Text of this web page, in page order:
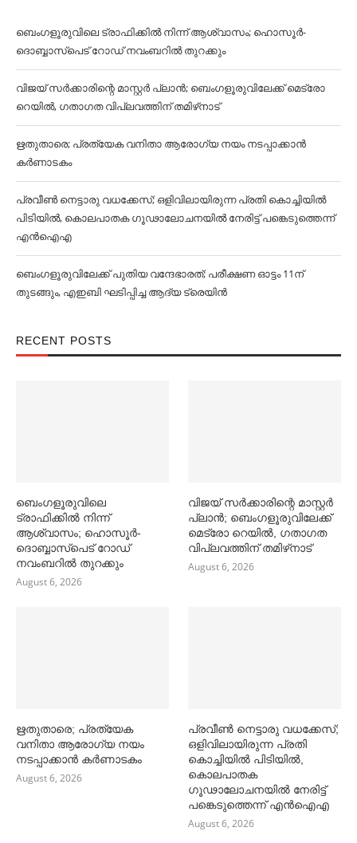
ബെംഗളൂരുവിലെ ട്രാഫിക്കില്‍ നിന്ന് ആശ്വാസം; ഹൊസൂര്‍-
ദൊബ്ബാസ്പെട് റോഡ് നവംബറില്‍ തുറക്കും
വിജയ് സര്‍ക്കാരിന്റെ മാസ്റ്റര്‍ പ്ലാന്‍; ബെംഗളൂരുവിലേക്ക് മെട്രോ
റെയില്‍, ഗതാഗത വിപ്ലവത്തിന് തമിഴ്‌നാട്
ഋതുതാരെ; പ്രത്യേക വനിതാ ആരോഗ്യ നയം നടപ്പാക്കാൻ
കര്‍ണാടകം
പ്രവീൺ നെട്ടാരു വധക്കേസ്; ഒളിവിലായിരുന്ന പ്രതി കൊച്ചിയിൽ
പിടിയിൽ, കൊലപാതക ഗൂഢാലോചനയിൽ നേരിട്ട് പങ്കെടുത്തെന്ന്
എൻഐഎ
ബെംഗളൂരുവിലേക്ക് പുതിയ വന്ദേഭാരത്; പരീക്ഷണ ഓട്ടം 11ന്
തുടങ്ങും, എഇബി ഘടിപ്പിച്ച ആദ്യ ട്രെയിന്‍
RECENT POSTS
ബെംഗളൂരുവിലെ
ട്രാഫിക്കില്‍ നിന്ന്
ആശ്വാസം; ഹൊസൂര്‍-
ദൊബ്ബാസ്പെട് റോഡ്
നവംബറില്‍ തുറക്കും
August 6, 2026
വിജയ് സര്‍ക്കാരിന്റെ മാസ്റ്റര്‍
പ്ലാന്‍; ബെംഗളൂരുവിലേക്ക്
മെട്രോ റെയില്‍, ഗതാഗത
വിപ്ലവത്തിന് തമിഴ്‌നാട്
August 6, 2026
ഋതുതാരെ; പ്രത്യേക
വനിതാ ആരോഗ്യ നയം
നടപ്പാക്കാൻ കര്‍ണാടകം
August 6, 2026
പ്രവീൺ നെട്ടാരു വധക്കേസ്;
ഒളിവിലായിരുന്ന പ്രതി
കൊച്ചിയിൽ പിടിയിൽ,
കൊലപാതക
ഗൂഢാലോചനയിൽ നേരിട്ട്
പങ്കെടുത്തെന്ന് എൻഐഎ
August 6, 2026